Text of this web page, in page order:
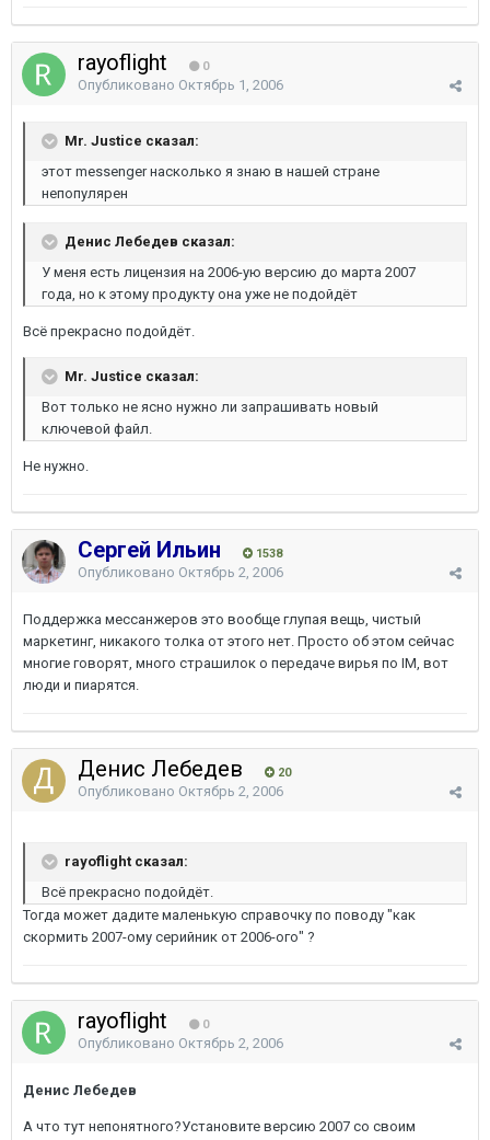
rayoflight 0
Опубликовано Октябрь 1, 2006
Mr. Justice сказал:
этот messenger насколько я знаю в нашей стране
непопулярен
Денис Лебедев сказал:
У меня есть лицензия на 2006-ую версию до марта 2007
года, но к этому продукту она уже не подойдёт
Всё прекрасно подойдёт.
Mr. Justice сказал:
Вот только не ясно нужно ли запрашивать новый
ключевой файл.
Не нужно.
Сергей Ильин 1538
Опубликовано Октябрь 2, 2006
Поддержка мессанжеров это вообще глупая вещь, чистый
маркетинг, никакого толка от этого нет. Просто об этом сейчас
многие говорят, много страшилок о передаче вирья по IM, вот
люди и пиарятся.
Денис Лебедев 20
Опубликовано Октябрь 2, 2006
rayoflight сказал:
Всё прекрасно подойдёт.
Тогда может дадите маленькую справочку по поводу "как
скормить 2007-ому серийник от 2006-ого" ?
rayoflight 0
Опубликовано Октябрь 2, 2006
Денис Лебедев
А что тут непонятного?Установите версию 2007 со своим